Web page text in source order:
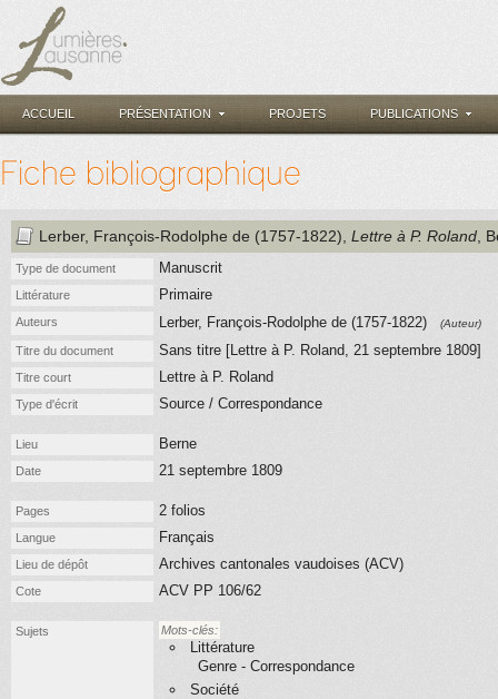
ACCUEIL PRÉSENTATION PROJETS PUBLICATIONS
Fiche bibliographique
Lerber, François-Rodolphe de (1757-1822) Lettre à P. Roland ,
Type de document Manuscrit
Littérature Primaire
Auteurs Lerber, François-Rodolphe de (1757-1822) (Auteur)
Titre du document Sans titre [Lettre à P. Roland, 21 septembre 1809]
Titre court Lettre à P. Roland
Type d'écrit Source / Correspondance
Lieu Berne
Date 21 septembre 1809
Pages 2 folios
Langue Français
Lieu de dépôt Archives cantonales vaudoises (ACV)
Cote ACV PP 106/62
Sujets Mots-clés:
Littérature
Genre - Correspondance
Société